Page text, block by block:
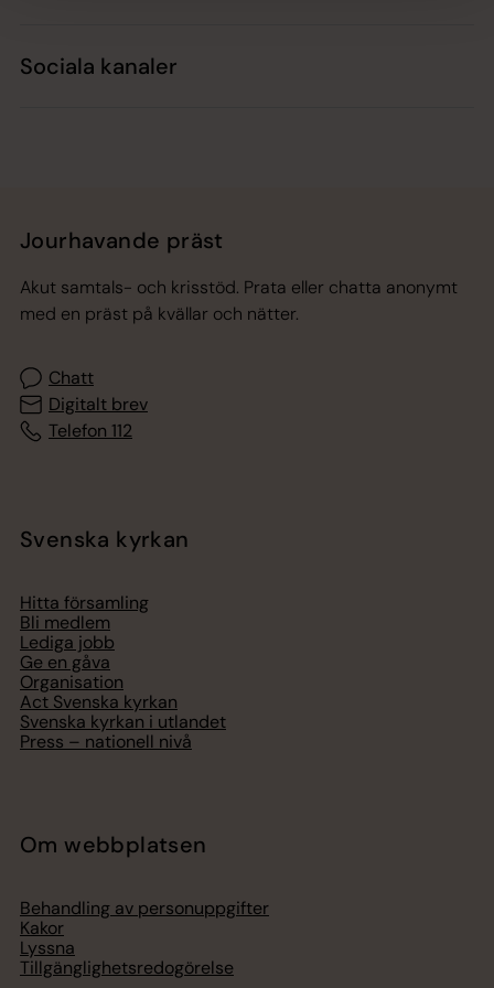
Sociala kanaler
Jourhavande präst
Akut samtals- och krisstöd. Prata eller chatta anonymt
med en präst på kvällar och nätter.
Chatt
Digitalt brev
Telefon 112
Svenska kyrkan
Hitta församling
Bli medlem
Lediga jobb
Ge en gåva
Organisation
Act Svenska kyrkan
Svenska kyrkan i utlandet
Press – nationell nivå
Om webbplatsen
Behandling av personuppgifter
Kakor
Lyssna
Tillgänglighetsredogörelse